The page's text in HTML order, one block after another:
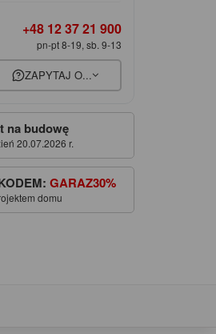
+48 12 37 21 900
pn-pt 8-19, sb. 9-13
ZAPYTAJ O...
na budowę
20.07.2026 r.
GARAZ30%
domu